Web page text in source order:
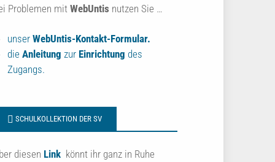
Problemen mitWebUntis nutzen Sie …
unserWebUntis-Kontakt-Formular.
dieAnleitung zur Einrichtung des
Zugangs.
SCHULKOLLEKTION DER SV
diesen Link könnt ihr ganz in Ruhe